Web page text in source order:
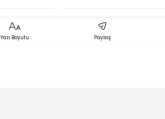
Yazı Boyutu Paylaş